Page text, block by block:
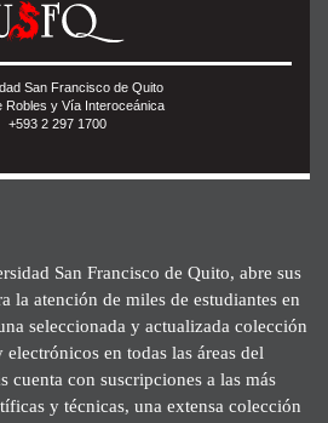
San Francisco de Quito
Robles y Vía Interoceánica
+593 2 297 1700
San Francisco de Quito, abre sus
la atención de miles de estudiantes en
seleccionada y actualizada colección
en todas las áreas del
cuenta con suscripciones a las más
y técnicas, una extensa colección